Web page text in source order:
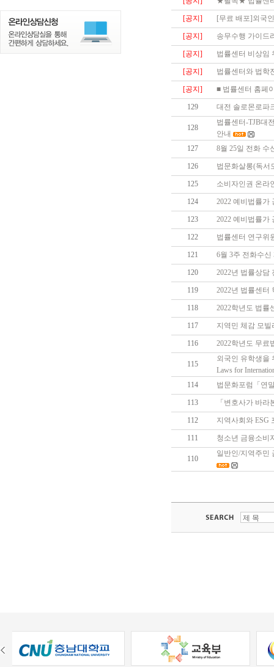
[공지] [무료 배포]외국
[공지] 송무수행 가이드
[공지] 법률센터 비상임
[공지] 법률센터와 법학
[공지] ■ 법률센터 홈페
129 대전 솔로몬로파
128
법률센터-TJB대
안내
127
8월 25일 전화 수
126 법문화살롱(독서
125 소비자인권 온라
124 2022 예비법률가
123 2022 예비법률가
122 법률센터 연구위
121 6월 3주 전화수신
120 2022년 법률상담
119 2022년 법률센터
118 2022학년도 법률
117 지역민 체감 모
116 2022학년도 무료
115
외국인 유학생을
Laws for
114
법문화포럼「연
113 「변호사가 바
112 지역사회와 ESG
111 청소년 금융소비
110
일반인/지역주민